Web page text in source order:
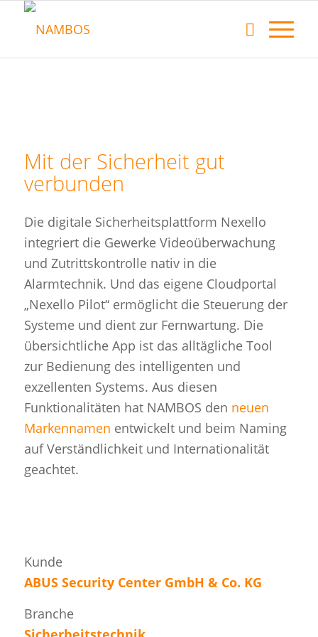
Mit der Sicherheit gut
verbunden
Die digitale Sicherheitsplattform Nexello
integriert die Gewerke Videoüberwachung
und Zutrittskontrolle nativ in die
Alarmtechnik. Und das eigene Cloudportal
„Nexello Pilot“ ermöglicht die Steuerung der
Systeme und dient zur Fernwartung. Die
übersichtliche App ist das alltägliche Tool
zur Bedienung des intelligenten und
exzellenten Systems. Aus diesen
Funktionalitäten hat NAMBOS den neuen
Markennamen entwickelt und beim Naming
auf Verständlichkeit und Internationalität
geachtet.
Kunde
ABUS Security Center GmbH & Co. KG
Branche